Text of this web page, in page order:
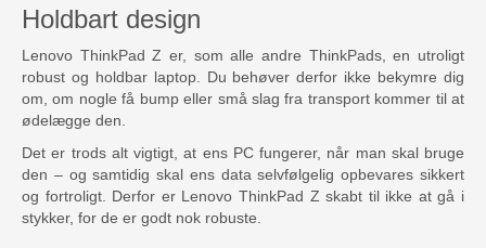
Holdbart design
Lenovo ThinkPad Z er, som alle andre ThinkPads, en utroligt
robust og holdbar laptop. Du behøver derfor ikke bekymre dig
om, om nogle få bump eller små slag fra transport kommer til at
ødelægge den.
Det er trods alt vigtigt, at ens PC fungerer, når man skal bruge
den – og samtidig skal ens data selvfølgelig opbevares sikkert
og fortroligt. Derfor er Lenovo ThinkPad Z skabt til ikke at gå i
stykker, for de er godt nok robuste.